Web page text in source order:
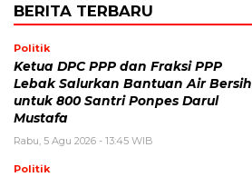
BERITA TERBARU
Politik
Ketua DPC PPP dan Fraksi PPP
Lebak Salurkan Bantuan Air Bersih
untuk 800 Santri Ponpes Darul
Mustafa
Rabu, 5 Agu 2026 - 13:45 WIB
Politik